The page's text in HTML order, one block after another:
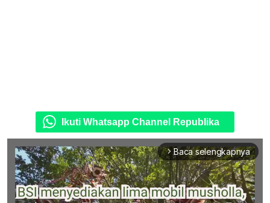
Ikuti Whatsapp Channel Republika
arrow_forward_ios Baca selengkapnya